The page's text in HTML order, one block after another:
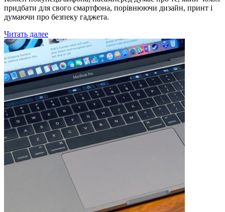
придбати для свого смартфона, порівнюючи дизайн, принт і
думаючи про безпеку гаджета.
Читать далее